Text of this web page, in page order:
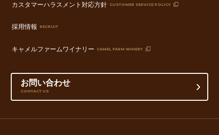
カスタマーハラスメント対応方針 CUSTOMER SERVICE POLICY
採用情報 RECRUIT
キャメルファームワイナリー CAMEL FARM WINERY
お問い合わせ
CONTACT US